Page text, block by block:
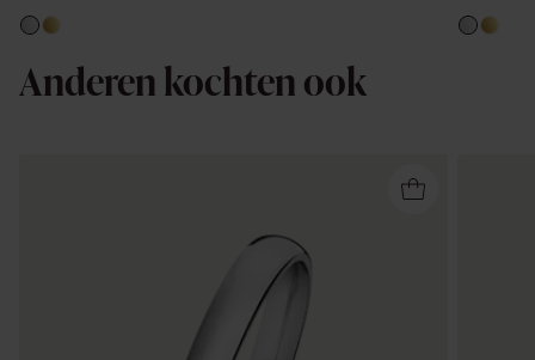
Anderen kochten ook